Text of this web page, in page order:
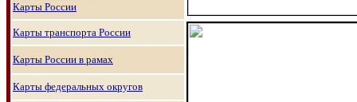
Карты России
Карты транспорта России
Карты России в рамах
Карты федеральных округов